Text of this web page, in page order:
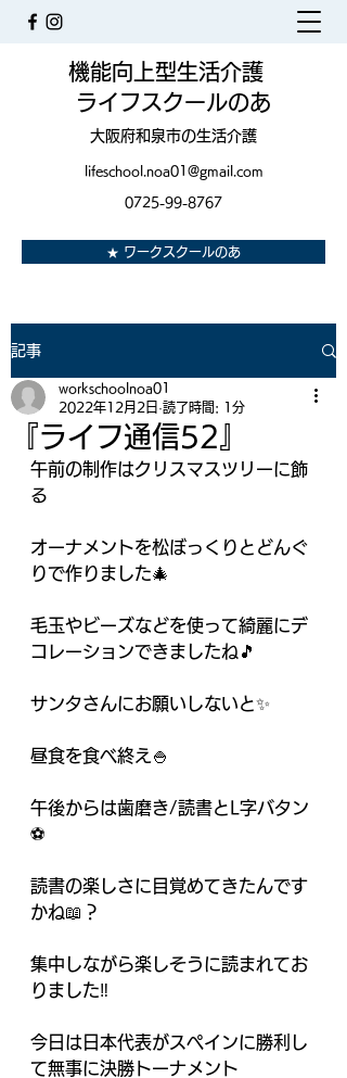
機能向上型生活介護
ライフスクールのあ
大阪府和泉市の生活介護
★ ワークスクールのあ
lifeschool.noa01@gmail.com
0725-99-8767
記事
『ライフ通信52』
workschoolnoa01
2022年12月2日 読了時間: 1分
午前の制作はクリスマスツリーに飾
る
オーナメントを松ぼっくりとどんぐ
りで作りました🎄
毛玉やビーズなどを使って綺麗にデ
コレーションできましたね🎵
サンタさんにお願いしないと✨
昼食を食べ終え🍚
午後からは歯磨き/読書とL字バタン
⚽
読書の楽しさに目覚めてきたんです
かね📖？
集中しながら楽しそうに読まれてお
りました‼️
今日は日本代表がスペインに勝利し
て無事に決勝トーナメント